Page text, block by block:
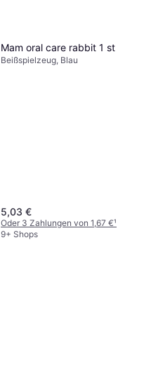
Mam oral care rabbit 1 st
Beißspielzeug, Blau
5,03 €
Oder 3 Zahlungen von 1,67 €¹
9+ Shops